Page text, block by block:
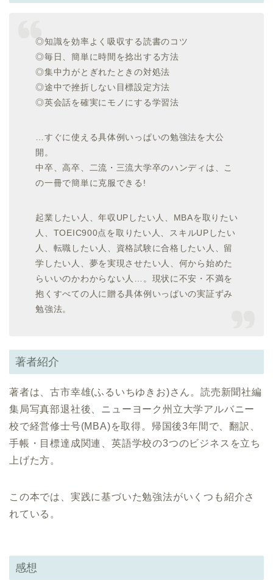
◎知識を効率よく吸収する読書のコツ
◎毎日、簡単に時間を捻出する方法
◎集中力がとぎれたときの対処法
◎途中で挫折しない目標設定方法
◎英会話を確実にモノにする学習法
…すぐに使える具体例いっぱいの勉強法を大公
開。
中卒、高卒、二流・三流大学卒のハンディは、こ
の一冊で簡単に克服できる!
起業したい人、年収UPしたい人、MBAを取りたい
人、TOEIC900点を取りたい人、スキルUPしたい
人、転職したい人、資格試験に合格したい人、留
学したい人、夢を実現させたい人、何から始めた
らいいのかわからない人…。現状に不安・不満を
抱くすべての人に贈る具体例いっぱいの実証ずみ
勉強法。
著者紹介
著者は、古市幸雄(ふるいちゆきお)さん。読売新聞社編
集局写真部退社後、ニューヨーク州立大学アルバニー
校で経営修士号(MBA)を取得。帰国後3年間で、翻訳、
手帳・目標達成関連、英語学校の3つのビジネスを立ち
上げた方。
この本では、実践に基づいた勉強法がいくつも紹介さ
れている。
感想